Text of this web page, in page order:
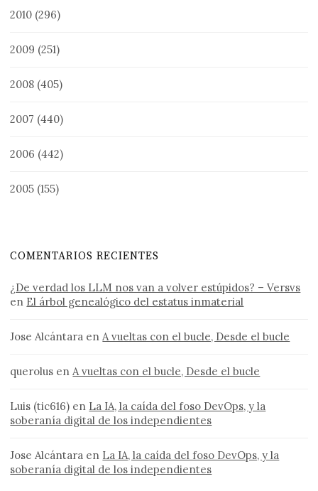
2010 (296)
2009 (251)
2008 (405)
2007 (440)
2006 (442)
2005 (155)
COMENTARIOS RECIENTES
¿De verdad los LLM nos van a volver estúpidos? – Versvs
en El árbol genealógico del estatus inmaterial
Jose Alcántara en A vueltas con el bucle, Desde el bucle
querolus en A vueltas con el bucle, Desde el bucle
Luis (tic616) en La IA, la caída del foso DevOps, y la
soberanía digital de los independientes
Jose Alcántara en La IA, la caída del foso DevOps, y la
soberanía digital de los independientes